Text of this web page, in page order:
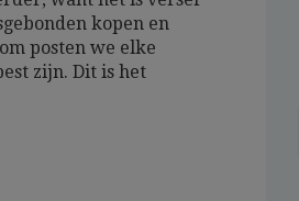
kopen en
posten we elke
zijn. Dit is het